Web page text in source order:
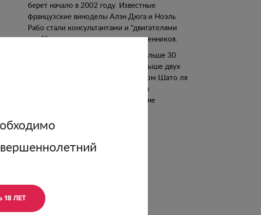
берет начало в 2002 году. Известные
французские виноделы Алэн Дюга и Ноэль
Рабо стали консультантами и "двигателями
идей" для коллектива единомышленников.
Первый из них к этому времени больше 30
лет был управляющим, второй - свыше двух
десятилетий - советником-энологом Шато ля
Нерт. Это хозяйство одно из самых
знаменитых во французском регионе
ЛЕТ